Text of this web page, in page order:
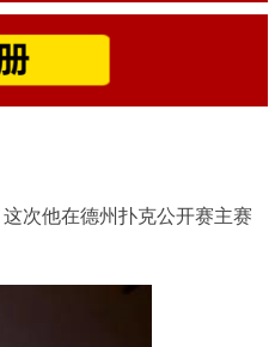
次他在德州扑克公开赛主赛